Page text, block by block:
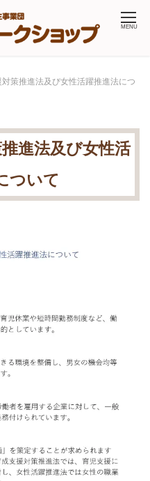
MENU
策推進法及び女性活躍推進法につ
進法及び女性活
ついて